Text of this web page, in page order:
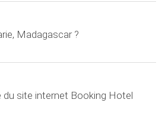
Madagascar ?
du site internet Booking Hotel